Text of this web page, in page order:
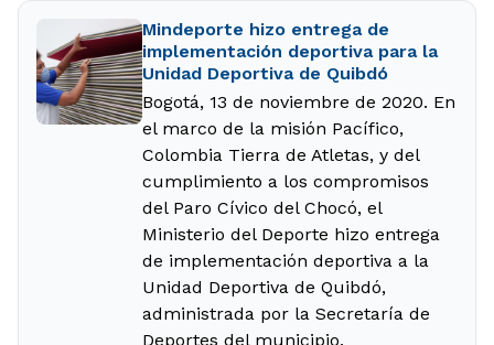
Mindeporte hizo entrega de
implementación deportiva para la
Unidad Deportiva de Quibdó
Bogotá, 13 de noviembre de 2020. En
el marco de la misión Pacífico,
Colombia Tierra de Atletas, y del
cumplimiento a los compromisos
del Paro Cívico del Chocó, el
Ministerio del Deporte hizo entrega
de implementación deportiva a la
Unidad Deportiva de Quibdó,
administrada por la Secretaría de
Deportes del municipio.